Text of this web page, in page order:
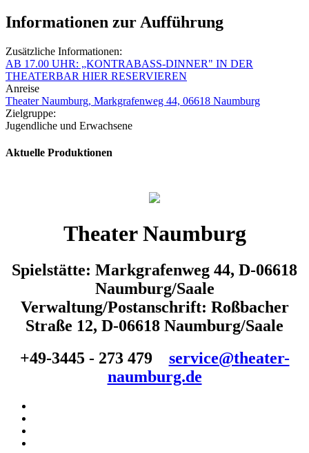
Informationen zur Aufführung
Zusätzliche Informationen:
AB 17.00 UHR: „KONTRABASS-DINNER" IN DER
THEATERBAR HIER RESERVIEREN
Anreise
Theater Naumburg, Markgrafenweg 44, 06618 Naumburg
Zielgruppe:
Jugendliche und Erwachsene
Aktuelle Produktionen
Theater Naumburg
Spielstätte: Markgrafenweg 44, D-06618
Naumburg/Saale
Verwaltung/Postanschrift: Roßbacher
Straße 12, D-06618 Naumburg/Saale
+49-3445 - 273 479
service@theater-
naumburg.de